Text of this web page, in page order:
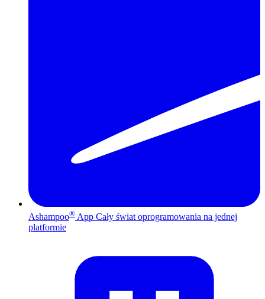
Ashampoo® App Cały świat oprogramowania na jednej
platformie